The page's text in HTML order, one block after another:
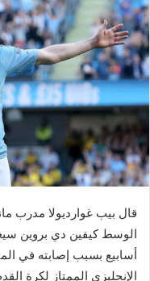
قال بيب غوارديولا مدرب
الوسط كيفين دي بروين
أسابيع بسبب إصابته في
الإنجليزي الممتاز لكرة